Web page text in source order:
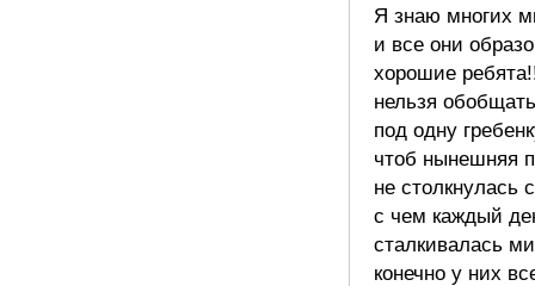
Я знаю многих
и все они
хорошие
нельзя
под одну
чтоб нынешняя
не столкнулась
с чем каждый
сталкивалась
конечно у них